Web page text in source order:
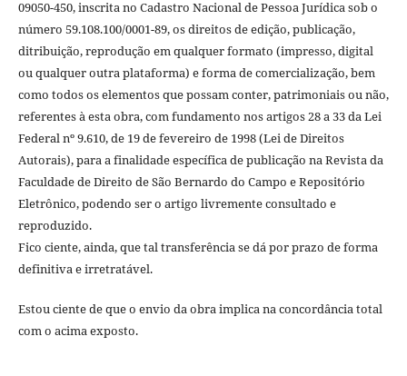
09050-450, inscrita no Cadastro Nacional de Pessoa Jurídica sob o
número 59.108.100/0001-89, os direitos de edição, publicação,
ditribuição, reprodução em qualquer formato (impresso, digital
ou qualquer outra plataforma) e forma de comercialização, bem
como todos os elementos que possam conter, patrimoniais ou não,
referentes à esta obra, com fundamento nos artigos 28 a 33 da Lei
Federal nº 9.610, de 19 de fevereiro de 1998 (Lei de Direitos
Autorais), para a finalidade específica de publicação na Revista da
Faculdade de Direito de São Bernardo do Campo e Repositório
Eletrônico, podendo ser o artigo livremente consultado e
reproduzido.
Fico ciente, ainda, que tal transferência se dá por prazo de forma
definitiva e irretratável.
Estou ciente de que o envio da obra implica na concordância total
com o acima exposto.